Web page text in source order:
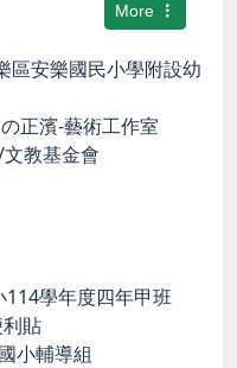
More
區安樂國民小學附設幼
正濱-藝術工作室
教基金會
學年度四年甲班
貼
小輔導組